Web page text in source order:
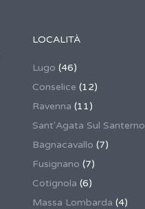
LOCALITÀ
Lugo (46)
Conselice (12)
Ravenna (11)
Sant'Agata Sul Santerno
Bagnacavallo (7)
Fusignano (7)
Cotignola (6)
Massa Lombarda (4)